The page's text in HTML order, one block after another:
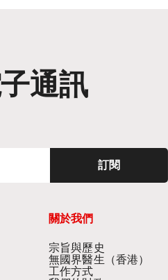
通訊
訂閱
關於我們
宗旨與歷史​
無國界醫生（香港）​
工作方式